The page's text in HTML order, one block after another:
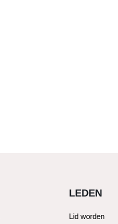
LEDEN
Lid worden